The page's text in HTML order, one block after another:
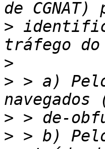
>
>
> > a)
>
> > b)